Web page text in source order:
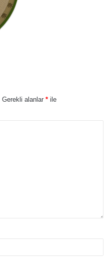
Gerekli alanlar * ile